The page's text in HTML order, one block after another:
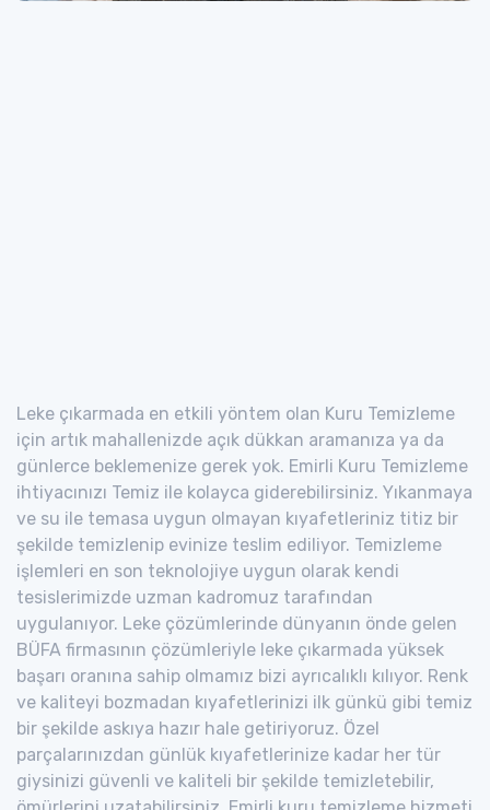
Leke çıkarmada en etkili yöntem olan Kuru Temizleme
için artık mahallenizde açık dükkan aramanıza ya da
günlerce beklemenize gerek yok. Emirli Kuru Temizleme
ihtiyacınızı Temiz ile kolayca giderebilirsiniz. Yıkanmaya
ve su ile temasa uygun olmayan kıyafetleriniz titiz bir
şekilde temizlenip evinize teslim ediliyor. Temizleme
işlemleri en son teknolojiye uygun olarak kendi
tesislerimizde uzman kadromuz tarafından
uygulanıyor. Leke çözümlerinde dünyanın önde gelen
BÜFA firmasının çözümleriyle leke çıkarmada yüksek
başarı oranına sahip olmamız bizi ayrıcalıklı kılıyor. Renk
ve kaliteyi bozmadan kıyafetlerinizi ilk günkü gibi temiz
bir şekilde askıya hazır hale getiriyoruz. Özel
parçalarınızdan günlük kıyafetlerinize kadar her tür
giysinizi güvenli ve kaliteli bir şekilde temizletebilir,